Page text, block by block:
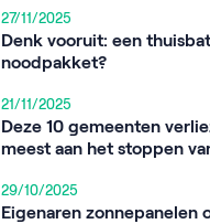
27/11/2025
Denk vooruit: een
noodpakket?
21/11/2025
Deze 10 gemeenten
meest aan het stoppen
29/10/2025
Eigenaren zonnepanelen